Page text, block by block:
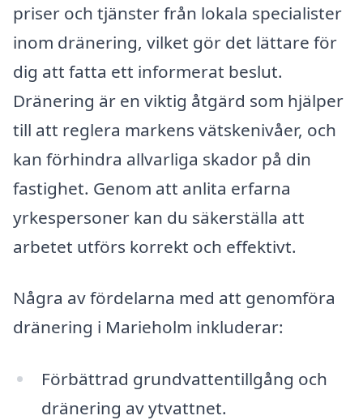
priser och tjänster från lokala specialister
inom dränering, vilket gör det lättare för
dig att fatta ett informerat beslut.
Dränering är en viktig åtgärd som hjälper
till att reglera markens vätskenivåer, och
kan förhindra allvarliga skador på din
fastighet. Genom att anlita erfarna
yrkespersoner kan du säkerställa att
arbetet utförs korrekt och effektivt.
Några av fördelarna med att genomföra
dränering i Marieholm inkluderar:
Förbättrad grundvattentillgång och
dränering av ytvattnet.